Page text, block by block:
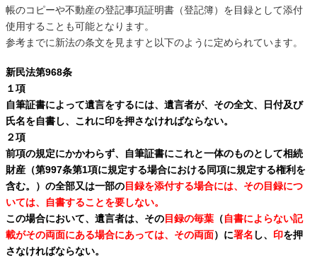
帳のコピーや不動産の登記事項証明書（登記簿）を目録として添付
使用することも可能となります。
参考までに新法の条文を見ますと以下のように定められています。
新民法第968条
１項
自筆証書によって遺言をするには、遺言者が、その全文、日付及び
氏名を自書し、これに印を押さなければならない。
２項
前項の規定にかかわらず、自筆証書にこれと一体のものとして相続
財産（第997条第1項に規定する場合における同項に規定する権利を
含む。）の全部又は一部の目録を添付する場合には、その目録につ
いては、自書することを要しない。
この場合において、遺言者は、その目録の毎葉 （自書によらない記
載がその両面にある場合にあっては、その両面）に署名 し、 印を押
さなければならない。